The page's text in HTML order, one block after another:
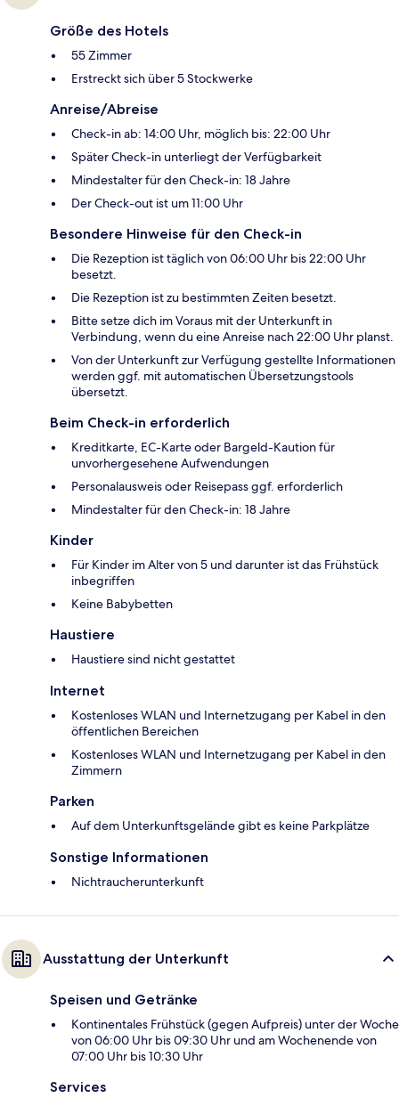
Größe des Hotels
55 Zimmer
Erstreckt sich über 5 Stockwerke
Anreise/Abreise
Check-in ab: 14:00 Uhr, möglich bis: 22:00 Uhr
Später Check-in unterliegt der Verfügbarkeit
Mindestalter für den Check-in: 18 Jahre
Der Check-out ist um 11:00 Uhr
Besondere Hinweise für den Check-in
Die Rezeption ist täglich von 06:00 Uhr bis 22:00 Uhr
besetzt.
Die Rezeption ist zu bestimmten Zeiten besetzt.
Bitte setze dich im Voraus mit der Unterkunft in
Verbindung, wenn du eine Anreise nach 22:00 Uhr planst.
Von der Unterkunft zur Verfügung gestellte Informationen
werden ggf. mit automatischen Übersetzungstools
übersetzt.
Beim Check-in erforderlich
Kreditkarte, EC-Karte oder Bargeld-Kaution für
unvorhergesehene Aufwendungen
Personalausweis oder Reisepass ggf. erforderlich
Mindestalter für den Check-in: 18 Jahre
Kinder
Für Kinder im Alter von 5 und darunter ist das Frühstück
inbegriffen
Keine Babybetten
Haustiere
Haustiere sind nicht gestattet
Internet
Kostenloses WLAN und Internetzugang per Kabel in den
öffentlichen Bereichen
Kostenloses WLAN und Internetzugang per Kabel in den
Zimmern
Parken
Auf dem Unterkunftsgelände gibt es keine Parkplätze
Sonstige Informationen
Nichtraucherunterkunft
Ausstattung der Unterkunft
Speisen und Getränke
Kontinentales Frühstück (gegen Aufpreis) unter der Woche
von 06:00 Uhr bis 09:30 Uhr und am Wochenende von
07:00 Uhr bis 10:30 Uhr
Services